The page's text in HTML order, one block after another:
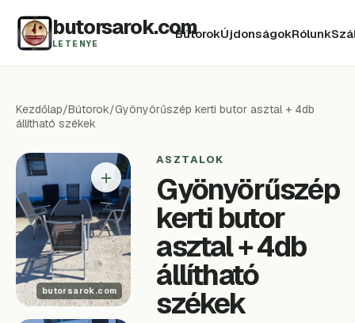
butorsarok.com
LETENYE
BútorokÚjdonságokRólunk
Kezdőlap/Bútorok/Gyönyörűszép kerti butor asztal + 4db
állítható székek
＋
ASZTALOK
Gyönyörűszép
kerti butor
asztal + 4db
állítható
székek